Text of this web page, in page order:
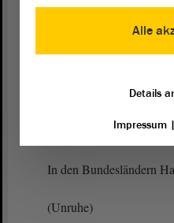
Das Bundesmodell, das
derzeitigen Stand in elf
Sachsen-Anhalt.
In den Bundesländern
(Unruhe)
Alle
Details
Impressum|